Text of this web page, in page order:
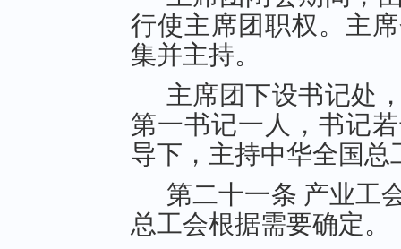
行使主席团职权。主
集并主持。
主席团下设书记处
第一书记一人，书记
导下，主持中华全国总
第二十一条 产业工
总工会根据需要确定。